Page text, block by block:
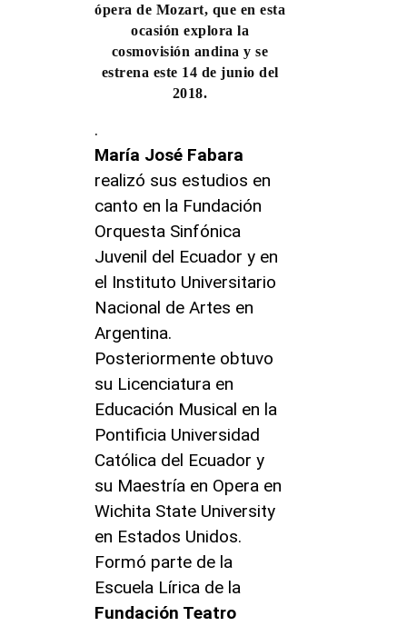
ópera de Mozart, que en esta
ocasión explora la
cosmovisión andina y se
estrena este 14 de junio del
2018.
.
María José Fabara
realizó sus estudios en
canto en la Fundación
Orquesta Sinfónica
Juvenil del Ecuador y en
el Instituto Universitario
Nacional de Artes en
Argentina.
Posteriormente obtuvo
su Licenciatura en
Educación Musical en la
Pontificia Universidad
Católica del Ecuador y
su Maestría en Opera en
Wichita State University
en Estados Unidos.
Formó parte de la
Escuela Lírica de la
Fundación Teatro